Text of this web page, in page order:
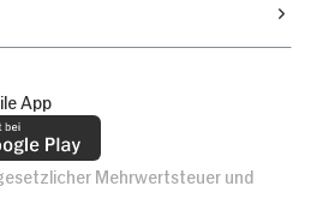
App
Mehrwertsteuer und